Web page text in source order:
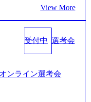
b076-00318d5c0dff_120
説明資料 (https://spea
shao-jie-zi-liao-zhong-tu-
サービス」「カルチャ
り上げています！ (htt
託業務」を受託 (http
レバレ
「NALYSYS」リリー
View More
受付中 選考会
ンライン選考会